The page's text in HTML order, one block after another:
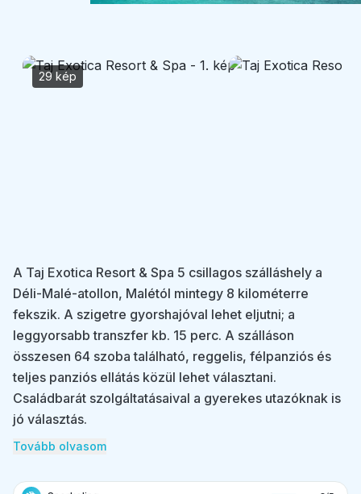
29 kép
A Taj Exotica Resort & Spa 5 csillagos szálláshely a
Déli-Malé-atollon, Malétól mintegy 8 kilométerre
fekszik. A szigetre gyorshajóval lehet eljutni; a
leggyorsabb transzfer kb. 15 perc. A szálláson
összesen 64 szoba található, reggelis, félpanziós és
teljes panziós ellátás közül lehet választani.
Családbarát szolgáltatásaival a gyerekes utazóknak is
jó választás.
Tovább olvasom